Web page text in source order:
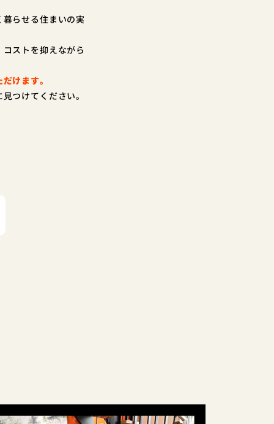
らせる住まいの実
ストを抑えながら
けます。
つけてください。